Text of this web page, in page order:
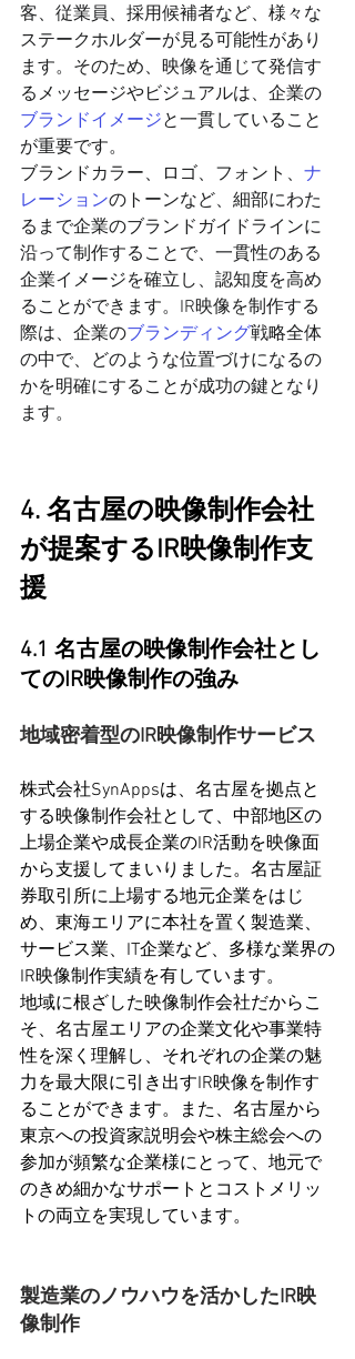
客、従業員、採用候補者など、様々な
ステークホルダーが見る可能性があり
ます。そのため、映像を通じて発信す
るメッセージやビジュアルは、企業の
ブランドイメージと一貫していること
が重要です。
ブランドカラー、ロゴ、フォント、 ナ
レーションのトーンなど、細部にわた
るまで企業のブランドガイドラインに
沿って制作することで、一貫性のある
企業イメージを確立し、認知度を高め
ることができます。IR映像を制作する
際は、企業のブランディング戦略全体
の中で、どのような位置づけになるの
かを明確にすることが成功の鍵となり
ます。
4. 名古屋の映像制作会社
が提案するIR映像制作支
援
4.1 名古屋の映像制作会社とし
てのIR映像制作の強み
地域密着型のIR映像制作サービス
株式会社SynAppsは、名古屋を拠点と
する映像制作会社として、中部地区の
上場企業や成長企業のIR活動を映像面
から支援してまいりました。名古屋証
券取引所に上場する地元企業をはじ
め、東海エリアに本社を置く製造業、
サービス業、IT企業など、多様な業界の
IR映像制作実績を有しています。
地域に根ざした映像制作会社だからこ
そ、名古屋エリアの企業文化や事業特
性を深く理解し、それぞれの企業の魅
力を最大限に引き出すIR映像を制作す
ることができます。また、名古屋から
東京への投資家説明会や株主総会への
参加が頻繁な企業様にとって、地元で
のきめ細かなサポートとコストメリッ
トの両立を実現しています。
製造業のノウハウを活かしたIR映
像制作